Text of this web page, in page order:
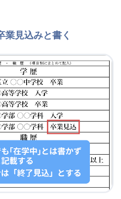
業見込みと書く